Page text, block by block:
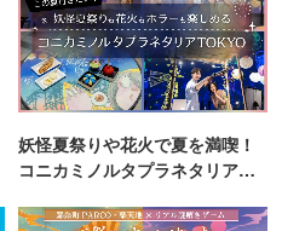
妖怪夏祭りや花火で夏を満喫！
コニカミノルタプラネタリア